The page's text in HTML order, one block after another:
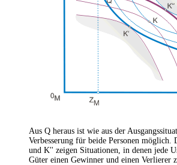
Aus Q heraus ist wie aus der
Verbesserung für beide Personen
und K'' zeigen Situationen, in denen jede
Güter einen Gewinner und einen Verlierer